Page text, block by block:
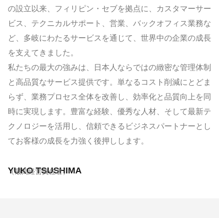
の設立以来、フィリピン・セブを拠点に、カスタマーサー
ビス、テクニカルサポート、営業、バックオフィス業務な
ど、多岐にわたるサービスを通じて、世界中の企業の成長
を支えてきました。
私たちの最大の強みは、日本人ならではの緻密な管理体制
と高品質なサービス提供です。単なるコスト削減にとどま
らず、業務プロセス全体を改善し、効率化と品質向上を同
時に実現します。豊富な経験、優秀な人材、そして最新テ
クノロジーを活用し、信頼できるビジネスパートナーとし
てお客様の成長を力強く後押しします。
YUKO TSUSHIMA
（最高経営責任者）